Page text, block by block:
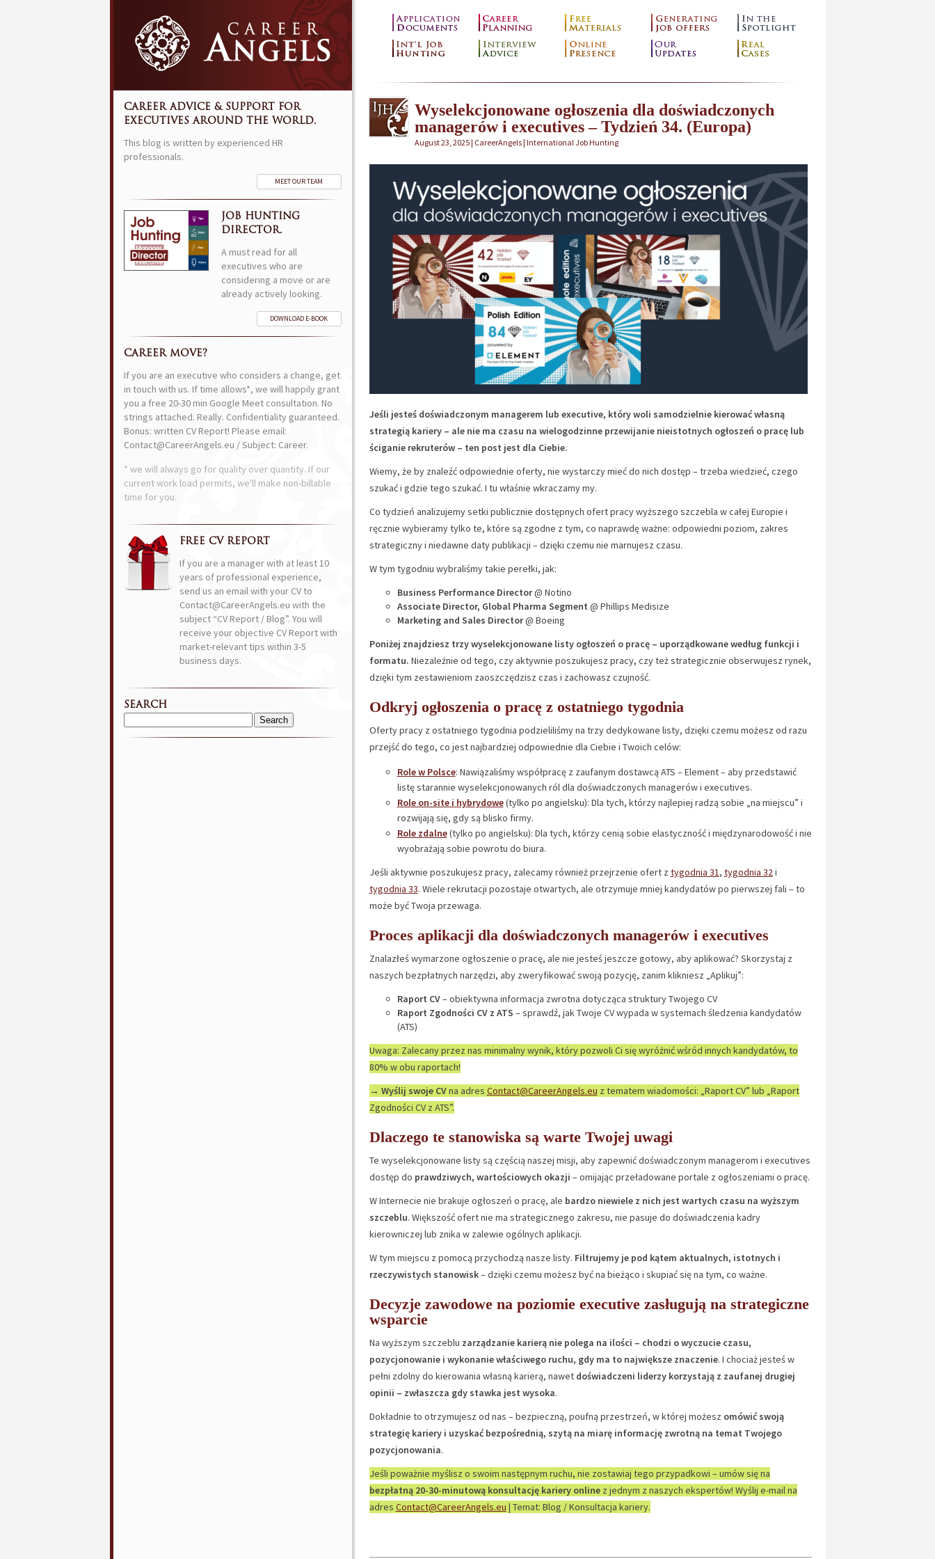
Wyselekcjonowane ogłoszenia dla doświadczonych
managerów i executives – Tydzień 34. (Europa)
August 23, 2025 | CareerAngels | International Job Hunting
Jeśli jesteś doświadczonym managerem lub executive, który woli samodzielnie kierować własną
strategią kariery – ale nie ma czasu na wielogodzinne przewijanie nieistotnych ogłoszeń o pracę lub
ściganie rekruterów – ten post jest dla Ciebie.
Wiemy, że by znaleźć odpowiednie oferty, nie wystarczy mieć do nich dostęp – trzeba wiedzieć, czego
szukać i gdzie tego szukać. I tu właśnie wkraczamy my.
Co tydzień analizujemy setki publicznie dostępnych ofert pracy wyższego szczebla w całej Europie i
ręcznie wybieramy tylko te, które są zgodne z tym, co naprawdę ważne: odpowiedni poziom, zakres
strategiczny i niedawne daty publikacji – dzięki czemu nie marnujesz czasu.
W tym tygodniu wybraliśmy takie perełki, jak:
Business Performance Director@ Notino
Associate Director, Global Pharma Segment @ Phillips Medisize
Marketing and Sales Director@ Boeing
Poniżej znajdziesz trzy wyselekcjonowane listy ogłoszeń o pracę – uporządkowane według funkcji i
formatu. Niezależnie od tego, czy aktywnie poszukujesz pracy, czy też strategicznie obserwujesz rynek,
dzięki tym zestawieniom zaoszczędzisz czas i zachowasz czujność.
Odkryj ogłoszenia o pracę z ostatniego tygodnia
Oferty pracy z ostatniego tygodnia podzieliliśmy na trzy dedykowane listy, dzięki czemu możesz od razu
przejść do tego, co jest najbardziej odpowiednie dla Ciebie i Twoich celów:
Role w Polsce: Nawiązaliśmy współpracę z zaufanym dostawcą ATS – Element – aby przedstawić
listę starannie wyselekcjonowanych ról dla doświadczonych managerów i executives.
Role on-site i hybrydowe(tylko po angielsku): Dla tych, którzy najlepiej radzą sobie „na miejscu” i
rozwijają się, gdy są blisko firmy.
Role zdalne(tylko po angielsku): Dla tych, którzy cenią sobie elastyczność i międzynarodowość i nie
wyobrażają sobie powrotu do biura.
Jeśli aktywnie poszukujesz pracy, zalecamy również przejrzenie ofert z tygodnia 31, tygodnia 32i
tygodnia 33. Wiele rekrutacji pozostaje otwartych, ale otrzymuje mniej kandydatów po pierwszej fali – to
może być Twoja przewaga.
Proces aplikacji dla doświadczonych managerów i executives
Znalazłeś wymarzone ogłoszenie o pracę, ale nie jesteś jeszcze gotowy, aby aplikować? Skorzystaj z
naszych bezpłatnych narzędzi, aby zweryfikować swoją pozycję, zanim klikniesz „Aplikuj”:
Raport CV– obiektywna informacja zwrotna dotycząca struktury Twojego CV
Raport Zgodności CV z ATS – sprawdź, jak Twoje CV wypada w systemach śledzenia kandydatów
(ATS)
Uwaga: Zalecany przez nas minimalny wynik, który pozwoli Ci się wyróżnić wśród innych kandydatów, to
80% w obu raportach!
→ Wyślij swoje CVna adres Contact@CareerAngels.eu z tematem wiadomości: „Raport CV” lub „Raport
Zgodności CV z ATS”.
Dlaczego te stanowiska są warte Twojej uwagi
Te wyselekcjonowane listy są częścią naszej misji, aby zapewnić doświadczonym managerom i executives
dostęp do prawdziwych, wartościowych okazji – omijając przeładowane portale z ogłoszeniami o pracę.
W Internecie nie brakuje ogłoszeń o pracę, ale bardzo niewiele z nich jest wartych czasu na wyższym
szczeblu. Większość ofert nie ma strategicznego zakresu, nie pasuje do doświadczenia kadry
kierowniczej lub znika w zalewie ogólnych aplikacji.
W tym miejscu z pomocą przychodzą nasze listy. Filtrujemy je pod kątem aktualnych, istotnych i
rzeczywistych stanowisk– dzięki czemu możesz być na bieżąco i skupiać się na tym, co ważne.
Decyzje zawodowe na poziomie executive zasługują na strategiczne
wsparcie
Na wyższym szczeblu zarządzanie karierą nie polega na ilości – chodzi o wyczucie czasu,
pozycjonowanie i wykonanie właściwego ruchu, gdy ma to największe znaczenie. I chociaż jesteś w
pełni zdolny do kierowania własną karierą, nawet doświadczeni liderzy korzystają z zaufanej drugiej
opinii – zwłaszcza gdy stawka jest wysoka.
Dokładnie to otrzymujesz od nas – bezpieczną, poufną przestrzeń, w której możesz omówić swoją
strategię kariery i uzyskać bezpośrednią, szytą na miarę informację zwrotną na temat Twojego
pozycjonowania.
Jeśli poważnie myślisz o swoim następnym ruchu, nie zostawiaj tego przypadkowi – umów się na
bezpłatną 20-30-minutową konsultację kariery onlinez jednym z naszych ekspertów! Wyślij e-mail na
adres Contact@CareerAngels.eu | Temat: Blog / Konsultacja kariery.
CAREER ADVICE & SUPPORT FOR
EXECUTIVES AROUND THE WORLD.
This blog is written by experienced HR
professionals.
MEET OUR TEAM
JOB HUNTING
DIRECTOR.
A must read for all
executives who are
considering a move or are
already actively looking.
DOWNLOAD E-BOOK
CAREER MOVE?
If you are an executive who considers a change, get
in touch with us. If time allows*, we will happily grant
you a free 20-30 min Google Meet consultation. No
strings attached. Really. Confidentiality guaranteed.
Bonus: written CV Report! Please email:
Contact@CareerAngels.eu / Subject: Career.
* we will always go for quality over quantity. If our
current work load permits, we'll make non-billable
time for you.
FREE CV REPORT
If you are a manager with at least 10
years of professional experience,
send us an email with your CV to
Contact@CareerAngels.eu with the
subject “CV Report / Blog”. You will
receive your objective CV Report with
market-relevant tips within 3-5
business days.
SEARCH
Search
for: